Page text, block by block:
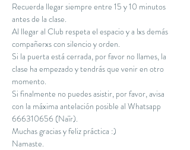
Recuerda llegar siempre entre 15 y 10 minutos
antes de la clase.
Al llegar al Club respeta el espacio y a lxs demás
compañerxs con silencio y orden.
Si la puerta está cerrada, por favor no llames, la
clase ha empezado y tendrás que venir en otro
momento.
Si finalmente no puedes asistir, por favor, avisa
con la máxima antelación posible al Whatsapp
666310656 (Naïr).
Muchas gracias y feliz práctica :)
Namaste.